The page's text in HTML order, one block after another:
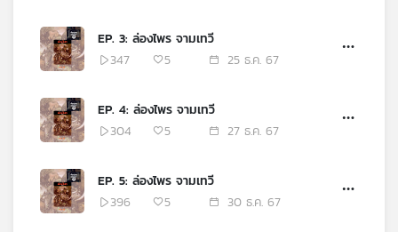
เครือ
EP. 3: ล่องไพร จามเทวี
347
5 25 ธ.ค. 67
EP. 4: ล่องไพร จามเทวี
304
5 27 ธ.ค. 67
EP. 5: ล่องไพร จามเทวี
396
5 30 ธ.ค. 67